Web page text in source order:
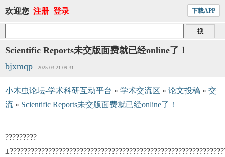
欢迎您 注册 登录 下载APP
Scientific Reports未交版面费就已经online了！
bjxmqp
2025-03-21 09:31
小木虫论坛-学术科研互动平台 » 学术交流区 » 论文投稿 » 交
流 » Scientific Reports未交版面费就已经online了！
?????????